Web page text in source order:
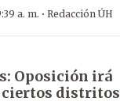
a. m. · Redacción ÚH
Oposición irá
distritos